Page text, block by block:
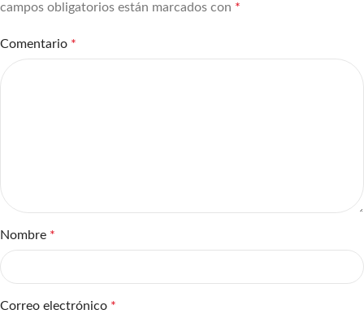
campos obligatorios están marcados con *
Comentario *
Nombre *
Correo electrónico *